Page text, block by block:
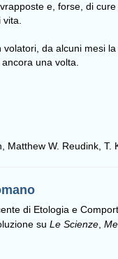
e, forse, di
da alcuni mesi la
una volta.
W. Reudink, T.
di Etologia e
su Le Scienze